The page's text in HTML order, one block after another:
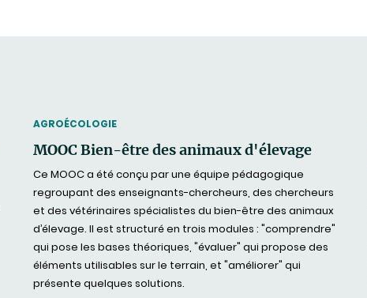
THEMATIC
AGROÉCOLOGIE
MOOC Bien-être des animaux d'élevage
Ce MOOC a été conçu par une équipe pédagogique
regroupant des enseignants-chercheurs, des chercheurs
et des vétérinaires spécialistes du bien-être des animaux
d’élevage. Il est structuré en trois modules : "comprendre"
qui pose les bases théoriques, "évaluer" qui propose des
éléments utilisables sur le terrain, et "améliorer" qui
présente quelques solutions.